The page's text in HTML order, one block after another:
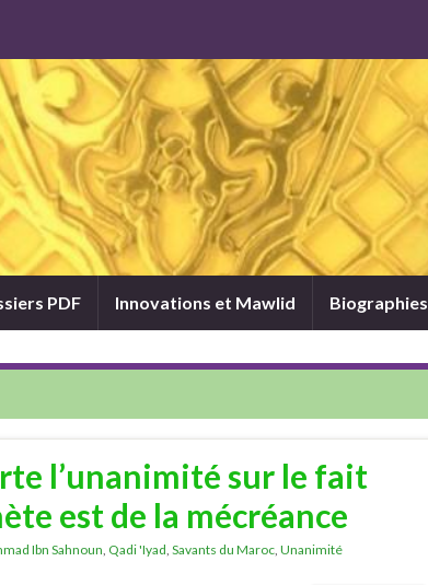
PDF Innovations et Mawlid Biographies
l’unanimité sur le fait
est de la mécréance
Ibn Sahnoun, Qadi 'Iyad, Savants du Maroc, Unanimité